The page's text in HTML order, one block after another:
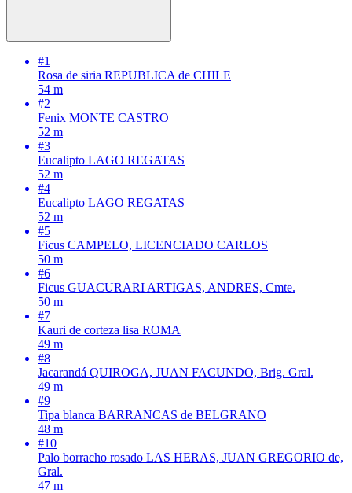
#1
Rosa de siria REPUBLICA de CHILE
54 m
#2
Fenix MONTE CASTRO
52 m
#3
Eucalipto LAGO REGATAS
52 m
#4
Eucalipto LAGO REGATAS
52 m
#5
Ficus CAMPELO, LICENCIADO CARLOS
50 m
#6
Ficus GUACURARI ARTIGAS, ANDRES, Cmte.
50 m
#7
Kauri de corteza lisa ROMA
49 m
#8
Jacarandá QUIROGA, JUAN FACUNDO, Brig. Gral.
49 m
#9
Tipa blanca BARRANCAS de BELGRANO
48 m
#10
Palo borracho rosado LAS HERAS, JUAN GREGORIO de,
Gral.
47 m